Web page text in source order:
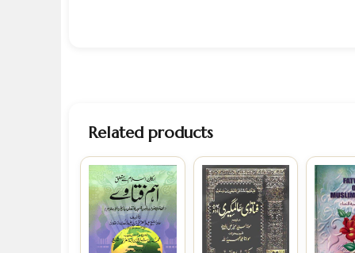
Related products